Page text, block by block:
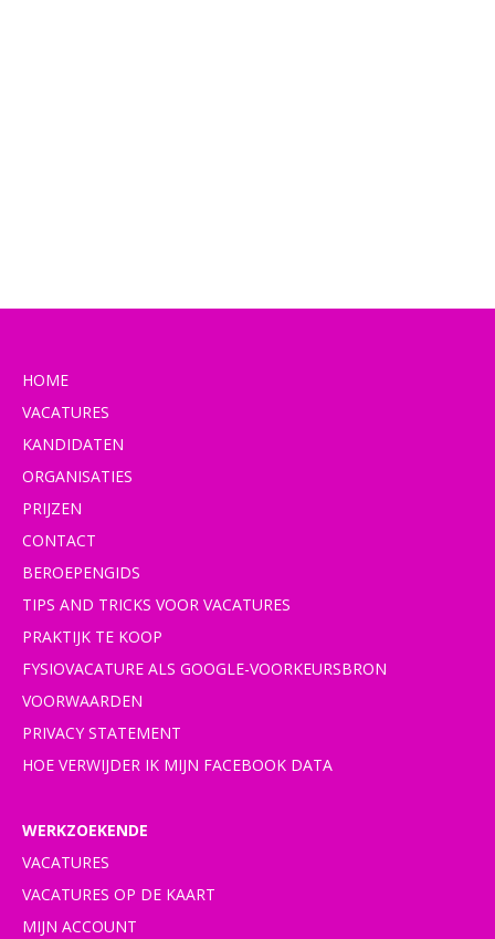
HOME
VACATURES
KANDIDATEN
ORGANISATIES
PRIJZEN
CONTACT
BEROEPENGIDS
TIPS AND TRICKS VOOR VACATURES
PRAKTIJK TE KOOP
FYSIOVACATURE ALS GOOGLE-VOORKEURSBRON
VOORWAARDEN
PRIVACY STATEMENT
HOE VERWIJDER IK MIJN FACEBOOK DATA
WERKZOEKENDE
VACATURES
VACATURES OP DE KAART
MIJN ACCOUNT